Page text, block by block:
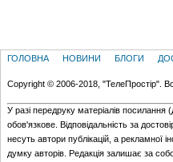
ГОЛОВНА НОВИНИ БЛОГИ
Copyright © 2006-2018, "ТелеПростір".
У разі передруку матеріалів
обов'язкове. Відповідальність за
несуть автори публікацій, а рекламної
думку авторів. Редакція залишає за